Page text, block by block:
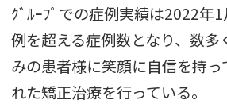
ｸﾞﾙｰﾌﾟでの症例実績は2022年
例を超える症例数となり、数
みの患者様に笑顔に自信を持
れた矯正治療を行っている。